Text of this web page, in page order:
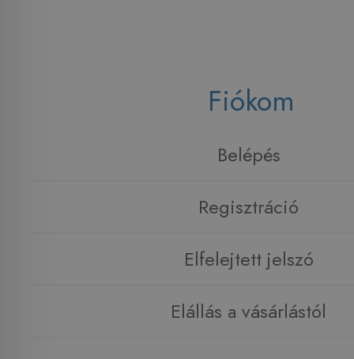
Fiókom
Belépés
Regisztráció
Elfelejtett jelszó
Elállás a vásárlástól